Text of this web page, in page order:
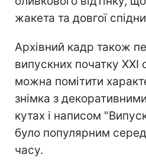
жакета та довгої
Архівний кадр також
випускних початку XXI
можна помітити
знімка з
кутах і написом
було популярним
часу.